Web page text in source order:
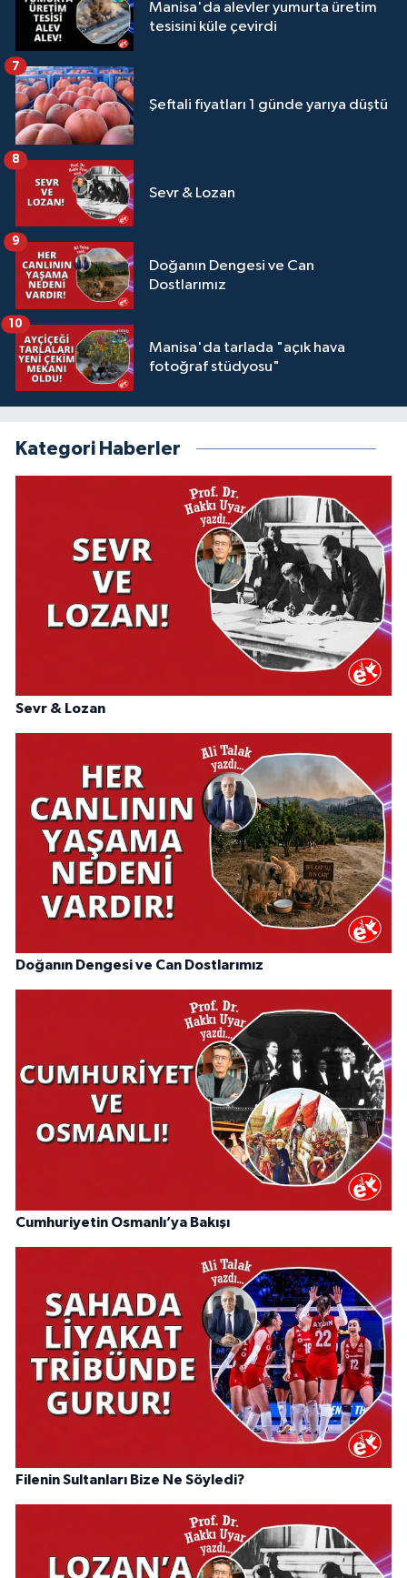
Manisa'da alevler yumurta üretim
tesisini küle çevirdi
Şeftali fiyatları 1 günde yarıya düştü
7
Sevr & Lozan
8
Doğanın Dengesi ve Can
Dostlarımız
9
Manisa'da tarlada "açık hava
fotoğraf stüdyosu"
10
Kategori Haberler
Sevr & Lozan
Doğanın Dengesi ve Can Dostlarımız
Cumhuriyetin Osmanlı’ya Bakışı
Filenin Sultanları Bize Ne Söyledi?